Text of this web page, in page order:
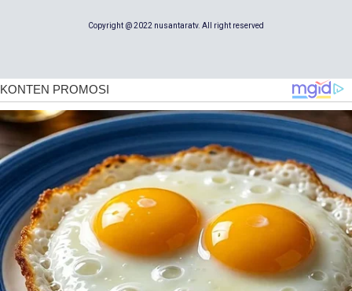
Copyright @ 2022 nusantaratv. All right reserved